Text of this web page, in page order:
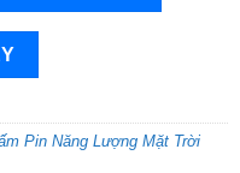
Pin Năng Lượng Mặt Trời